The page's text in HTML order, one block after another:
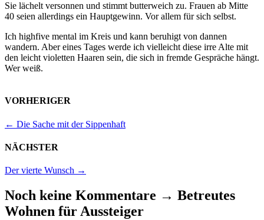
Sie lächelt versonnen und stimmt butterweich zu. Frauen ab Mitte
40 seien allerdings ein Hauptgewinn. Vor allem für sich selbst.
Ich highfive mental im Kreis und kann beruhigt von dannen
wandern. Aber eines Tages werde ich vielleicht diese irre Alte mit
den leicht violetten Haaren sein, die sich in fremde Gespräche hängt.
Wer weiß.
VORHERIGER
← Die Sache mit der Sippenhaft
NÄCHSTER
Der vierte Wunsch →
Noch keine Kommentare → Betreutes
Wohnen für Aussteiger